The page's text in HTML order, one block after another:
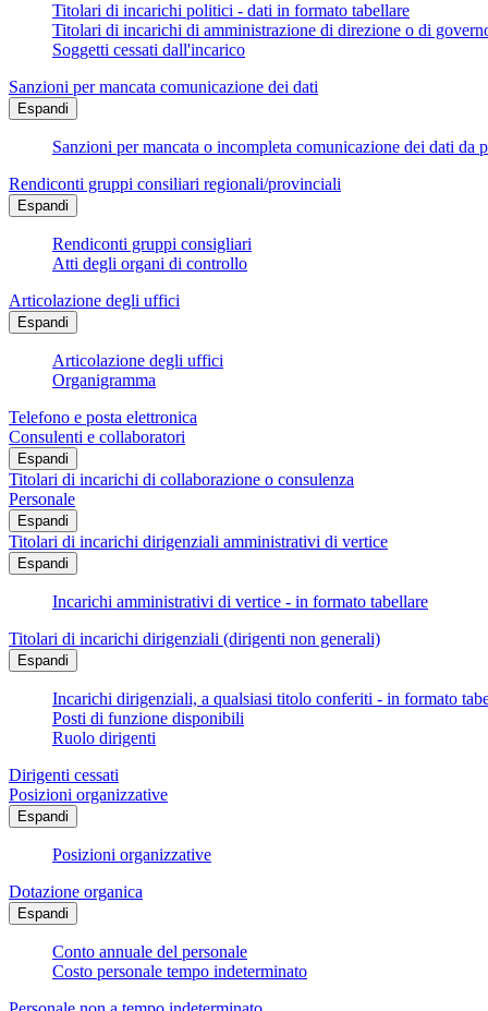
Titolari di incarichi politici - dati in formato tabellare
Titolari di incarichi di amministrazione di direzione o di
Soggetti cessati dall'incarico
Sanzioni per mancata comunicazione dei dati
Espandi
Sanzioni per mancata o incompleta comunicazione dei dati
Rendiconti gruppi consiliari regionali/provinciali
Espandi
Rendiconti gruppi consigliari
Atti degli organi di controllo
Articolazione degli uffici
Espandi
Articolazione degli uffici
Organigramma
Telefono e posta elettronica
Consulenti e collaboratori
Espandi
Titolari di incarichi di collaborazione o consulenza
Personale
Espandi
Titolari di incarichi dirigenziali amministrativi di vertice
Espandi
Incarichi amministrativi di vertice - in formato tabellare
Titolari di incarichi dirigenziali (dirigenti non generali)
Espandi
Incarichi dirigenziali, a qualsiasi titolo conferiti - in formato
Posti di funzione disponibili
Ruolo dirigenti
Dirigenti cessati
Posizioni organizzative
Espandi
Posizioni organizzative
Dotazione organica
Espandi
Conto annuale del personale
Costo personale tempo indeterminato